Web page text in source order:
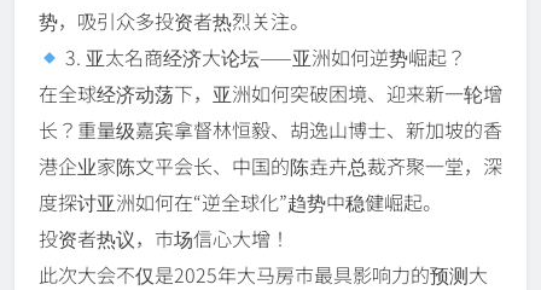
势，吸引众多投资者热烈关注。
3. 亚太名商经济大论坛——亚洲如何逆势崛起？
在全球经济动荡下，亚洲如何突破困境、迎来新一轮增
长？重量级嘉宾拿督林恒毅、胡逸山博士、新加坡的香
港企业家陈文平会长、中国的陈垚卉总裁齐聚一堂，深
度探讨亚洲如何在“逆全球化”趋势中稳健崛起。
投资者热议，市场信心大增！
此次大会不仅是2025年大马房市最具影响力的预测大